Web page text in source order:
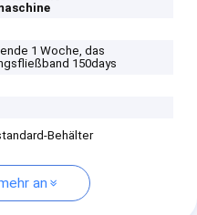
1 Woche, das
150days
Behälter
an